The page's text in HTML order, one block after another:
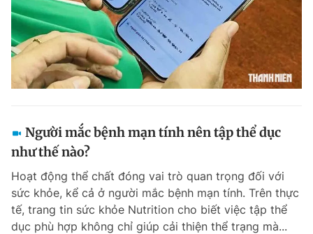
Hotline
0906 645 777
Liên hệ quảng cáo
0908 780 404
Đặt báo Quảng cáo RSS Tòa soạn Chính sách bảo
Tổng biên tập: Nguyễn Ngọc Toàn
Phó tổng biên tập: Trần Việt Hưng
Tổng thư ký tòa soạn: Đức Trung
Giấy phép xuất bản số 110/GP - BTTTT cấp ngày 24.3.2020
© 2003-2026 Bản quyền thuộc về Báo Thanh Niên. Cấm sao chép
dưới mọi hình thức nếu không có sự chấp thuận bằng văn bản.
Phát triển bởi ePi Technologies, JSC.
Người mắc bệnh mạn tính nên tập thể dục
như thế nào?
Hoạt động thể chất đóng vai trò quan trọng đối với
sức khỏe, kể cả ở người mắc bệnh mạn tính. Trên thực
tế, trang tin sức khỏe Nutrition cho biết việc tập thể
dục phù hợp không chỉ giúp cải thiện thể trạng mà...